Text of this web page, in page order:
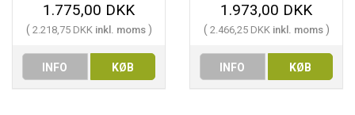
1.775,00 DKK
( 2.218,75 DKK inkl. moms )
INFO KØB
1.973,00 DKK
( 2.466,25 DKK inkl. moms )
INFO KØB